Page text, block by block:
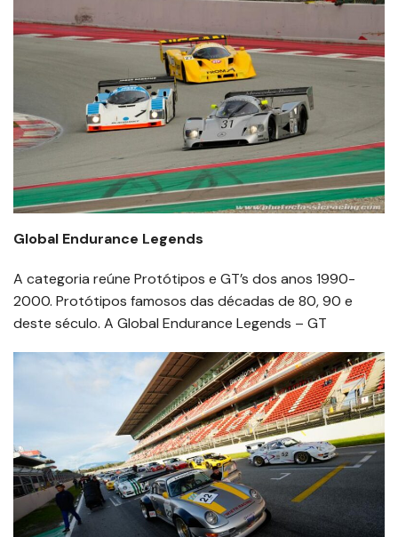
Global Endurance Legends
A categoria reúne Protótipos e GT’s dos anos 1990-
2000. Protótipos famosos das décadas de 80, 90 e
deste século. A Global Endurance Legends – GT